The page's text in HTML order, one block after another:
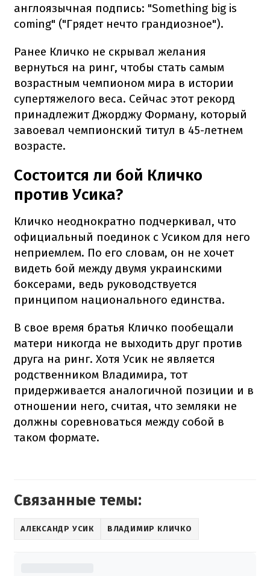
англоязычная подпись: "Something big is
coming" ("Грядет нечто грандиозное").
Ранее Кличко не скрывал желания
вернуться на ринг, чтобы стать самым
возрастным чемпионом мира в истории
супертяжелого веса. Сейчас этот рекорд
принадлежит Джорджу Форману, который
завоевал чемпионский титул в 45-летнем
возрасте.
Состоится ли бой Кличко
против Усика?
Кличко неоднократно подчеркивал, что
официальный поединок с Усиком для него
неприемлем. По его словам, он не хочет
видеть бой между двумя украинскими
боксерами, ведь руководствуется
принципом национального единства.
В свое время братья Кличко пообещали
матери никогда не выходить друг против
друга на ринг. Хотя Усик не является
родственником Владимира, тот
придерживается аналогичной позиции и в
отношении него, считая, что земляки не
должны соревноваться между собой в
таком формате.
Связанные темы:
АЛЕКСАНДР УСИК ВЛАДИМИР КЛИЧКО